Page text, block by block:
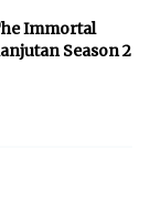
Immortal
Season 2